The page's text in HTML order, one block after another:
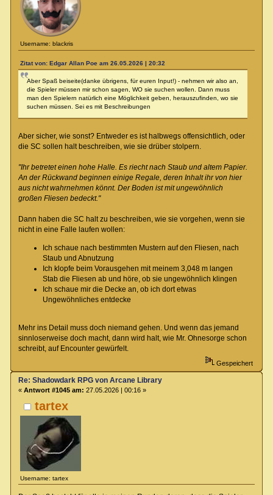
Username: blackris
Zitat von: Edgar Allan Poe am 26.05.2026 | 20:32
Aber Spaß beiseite(danke übrigens, für euren Input!) - nehmen wir also an,
die Spieler müssen mir schon sagen, WO sie suchen wollen. Dann muss
man den Spielern natürlich eine Möglichkeit geben, herauszufinden, wo sie
suchen müssen. Sei es mit Beschreibungen
Aber sicher, wie sonst? Entweder es ist halbwegs offensichtlich, oder
die SC sollen halt beschreiben, wie sie drüber stolpern.
"Ihr betretet einen hohe Halle. Es riecht nach Staub und altem Papier.
An der Rückwand beginnen einige Regale, deren Inhalt ihr von hier
aus nicht wahrnehmen könnt. Der Boden ist mit ungewöhnlich
großen Fliesen bedeckt."
Dann haben die SC halt zu beschreiben, wie sie vorgehen, wenn sie
nicht in eine Falle laufen wollen:
Ich schaue nach bestimmten Mustern auf den Fliesen, nach
Staub und Abnutzung
Ich klopfe beim Vorausgehen mit meinem 3,048 m langen
Stab die Fliesen ab und höre, ob sie ungewöhnlich klingen
Ich schaue mir die Decke an, ob ich dort etwas
Ungewöhnliches entdecke
Mehr ins Detail muss doch niemand gehen. Und wenn das jemand
sinnloserweise doch macht, dann wird halt, wie Mr. Ohnesorge schon
schreibt, auf Encounter gewürfelt.
Gespeichert
tartex
Username: tartex
Re: Shadowdark RPG von Arcane Library
« Antwort #1045 am: 27.05.2026 | 00:16 »